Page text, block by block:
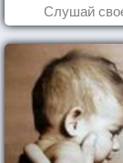
Слушай